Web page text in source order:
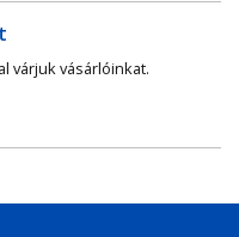
várjuk vásárlóinkat.